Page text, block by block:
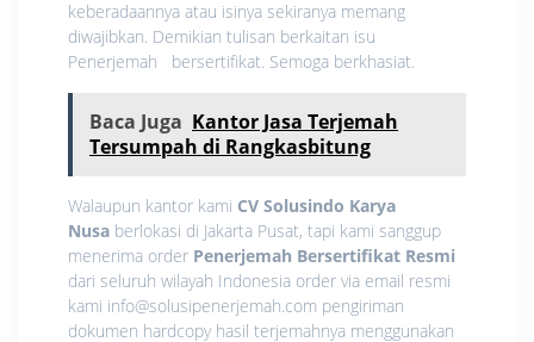
keberadaannya atau isinya sekiranya memang
diwajibkan. Demikian tulisan berkaitan isu
Penerjemah bersertifikat. Semoga berkhasiat.
Baca Juga Kantor Jasa Terjemah
Tersumpah di Rangkasbitung
Walaupun kantor kami CV Solusindo Karya
Nusa berlokasi di Jakarta Pusat, tapi kami sanggup
menerima order Penerjemah Bersertifikat Resmi
dari seluruh wilayah Indonesia order via email resmi
kami info@solusipenerjemah.com pengiriman
dokumen hardcopy hasil terjemahnya menggunakan